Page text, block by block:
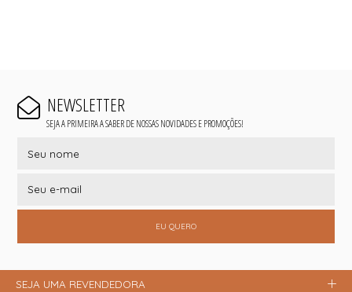
NEWSLETTER
SEJA A PRIMEIRA A SABER DE NOSSAS NOVIDADES E PROMOÇÕES!
EU QUERO
SEJA UMA REVENDEDORA